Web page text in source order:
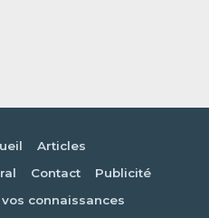
Articles
Contact
Publicité
connaissances